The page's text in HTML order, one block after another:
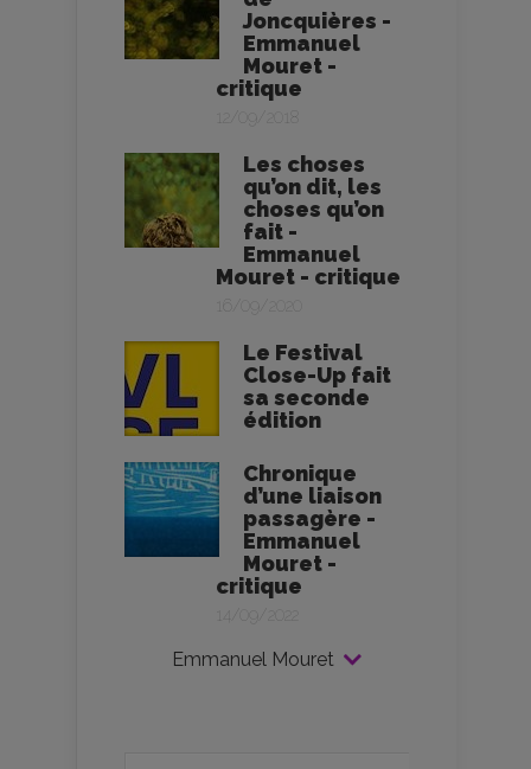
Joncquières -
Emmanuel
Mouret -
critique
12/09/2018
Les choses
qu’on dit, les
choses qu’on
fait -
Emmanuel
Mouret - critique
16/09/2020
Le Festival
Close-Up fait
sa seconde
édition
Chronique
d’une liaison
passagère -
Emmanuel
Mouret -
critique
14/09/2022
Emmanuel Mouret